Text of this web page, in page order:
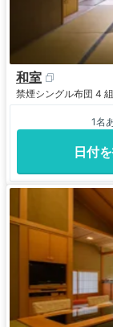
和室
禁煙シングル布団 4 組
1名
日付